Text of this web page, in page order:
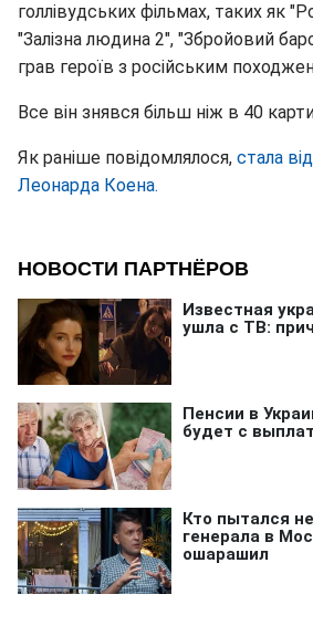
голлівудських фільмах, таких як
"Залізна людина 2", "Збройовий
грав героїв з російським
Все він знявся більш ніж в 40
Як раніше повідомлялося, стала
Леонарда Коена.